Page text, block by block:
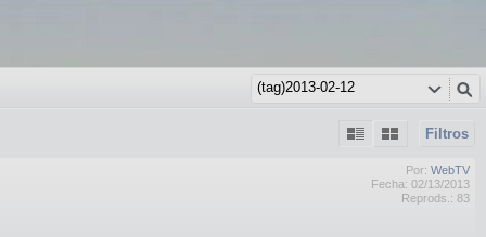
Filtros
Por: WebTV
Fecha: 02/13/2013
Reprods.: 83